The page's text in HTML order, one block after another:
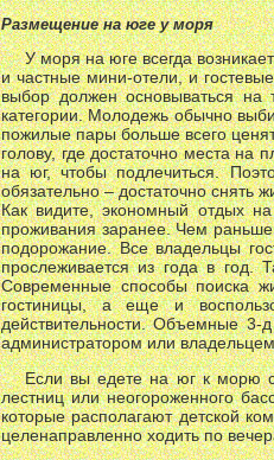
Размещение на юге у моря
У моря на юге всегда
и частные мини-отели, и
выбор должен основываться
категории. Молодежь обычно
пожилые пары больше всего
голову, где достаточно места
на юг, чтобы подлечиться.
обязательно – достаточно снять
Как видите, экономный отдых
проживания заранее. Чем
подорожание. Все владельцы
прослеживается из года в год.
Современные способы поиска
гостиницы, а еще и
действительности. Объемные 3-
администратором или
Если вы едете на юг к морю с
лестниц или неогороженного
которые располагают детской
целенаправленно ходить по